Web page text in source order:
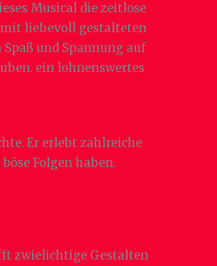
Musical die zeitlose
mit liebevoll gestalteten
und Spannung auf
ein lohnenswertes
Er erlebt zahlreiche
Folgen haben.
zwielichtige Gestalten